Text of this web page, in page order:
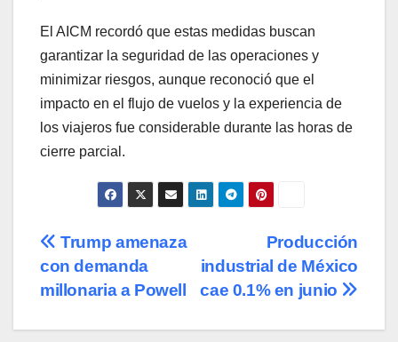
El AICM recordó que estas medidas buscan
garantizar la seguridad de las operaciones y
minimizar riesgos, aunque reconoció que el
impacto en el flujo de vuelos y la experiencia de
los viajeros fue considerable durante las horas de
cierre parcial.
Navegación
de
entradas
Producción
industrial de México
cae 0.1% en junio
Trump amenaza
con demanda
millonaria a Powell